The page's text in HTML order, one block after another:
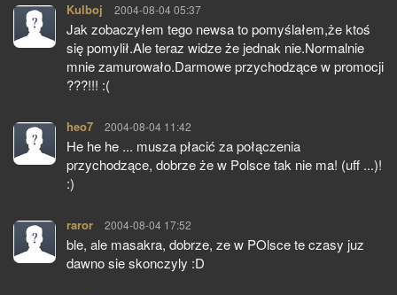
Kulboj pisze:
2004-08-04 05:37
Jak zobaczyłem tego newsa to pomyślałem,że ktoś
się pomylił.Ale teraz widze że jednak nie.Normalnie
mnie zamurowało.Darmowe przychodzące w promocji
???!!! :(
heo7 pisze:
2004-08-04 11:42
He he he ... musza płacić za połączenia
przychodzące, dobrze że w Polsce tak nie ma! (uff ...)!
:)
raror pisze:
2004-08-04 17:52
ble, ale masakra, dobrze, ze w POlsce te czasy juz
dawno sie skonczyly :D